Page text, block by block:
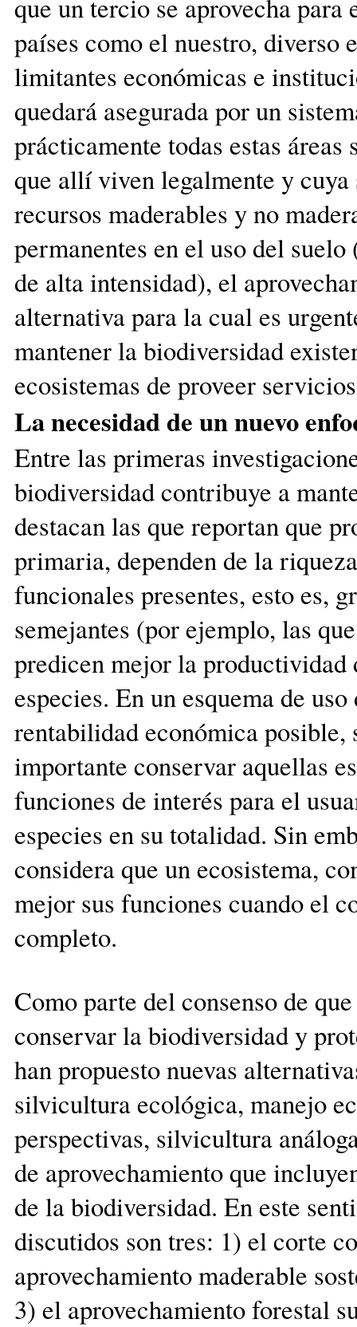
que un tercio se aprovecha
países como el nuestro, diverso
limitantes económicas e
quedará asegurada por un
prácticamente todas estas
que allí viven legalmente y
recursos maderables y no
permanentes en el uso del
de alta intensidad), el
alternativa para la cual es
mantener la biodiversidad
ecosistemas de proveer
La necesidad de un nuevo
Entre las primeras
biodiversidad contribuye a
destacan las que reportan que
primaria, dependen de la
funcionales presentes, esto es,
semejantes (por ejemplo, las
predicen mejor la productividad
especies. En un esquema de
rentabilidad económica posible,
importante conservar aquellas
funciones de interés para el
especies en su totalidad. Sin
considera que un ecosistema,
mejor sus funciones cuando el
completo.
Como parte del consenso de
conservar la biodiversidad y
han propuesto nuevas
silvicultura ecológica, manejo
perspectivas, silvicultura
de aprovechamiento que
de la biodiversidad. En este
discutidos son tres: 1) el corte
aprovechamiento maderable
3) el aprovechamiento forestal